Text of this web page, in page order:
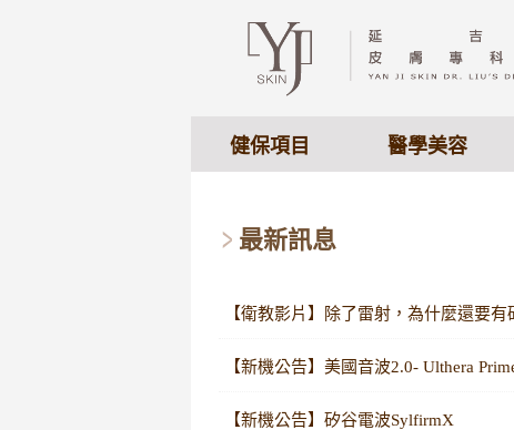
健保項目 醫學美容
最新訊息
【衛教影片】除了雷射，為什麼還要有
【新機公告】美國音波2.0- Ulthera
【新機公告】矽谷電波SylfirmX